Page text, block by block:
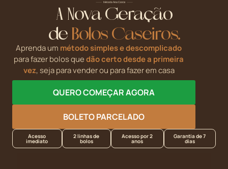
A Nova Geração
deBolos Caseiros.
Aprenda um método simples e descomplicado
para fazer bolos quedão certo desde a primeira
vez, seja para vender ou para fazer em casa
QUERO COMEÇAR AGORA
BOLETO PARCELADO
Acesso
imediato
2 linhas de
bolos
Acesso por 2
anos
Garantia de 7
dias